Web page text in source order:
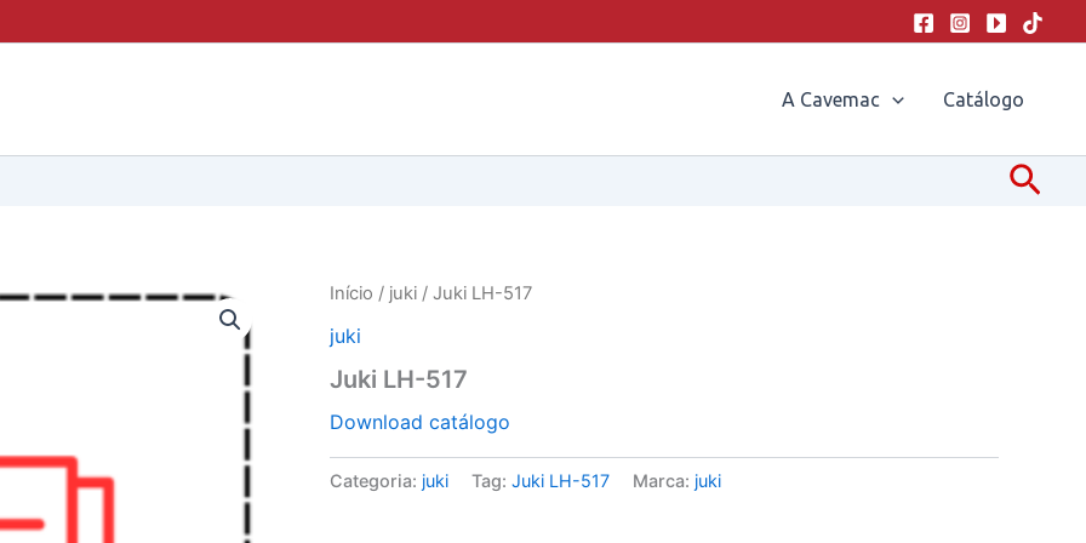
A Cavemac Catálogo
Início / juki / Juki LH-517
juki
Juki LH-517
Download catálogo
Categoria: juki Tag: Juki LH-517 Marca: juki